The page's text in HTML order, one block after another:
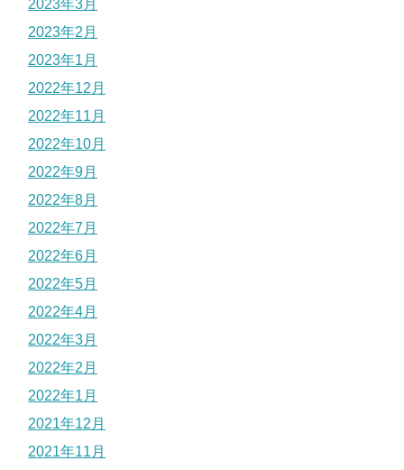
2023年3月
2023年2月
2023年1月
2022年12月
2022年11月
2022年10月
2022年9月
2022年8月
2022年7月
2022年6月
2022年5月
2022年4月
2022年3月
2022年2月
2022年1月
2021年12月
2021年11月